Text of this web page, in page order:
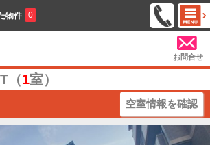
物件 0
お問合せ
（1室）
空室情報を確認